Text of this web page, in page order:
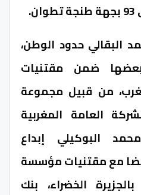
البقالي حدود الوطن،
ضمن مقتنيات
من قبيل مجموعة
العامة المغربية
البوكيلي إبداع
مع مقتنيات مؤسسة
الخضراء، بنك